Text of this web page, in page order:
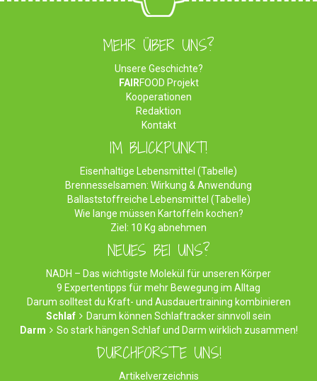
MEHR ÜBER UNS?
Unsere Geschichte?
FAIRFOOD Projekt
Kooperationen
Redaktion
Kontakt
IM BLICKPUNKT!
Eisenhaltige Lebensmittel (Tabelle)
Brennesselsamen: Wirkung & Anwendung
Ballaststoffreiche Lebensmittel (Tabelle)
Wie lange müssen Kartoffeln kochen?
Ziel: 10 Kg abnehmen
NEUES BEI UNS?
NADH – Das wichtigste Molekül für unseren Körper
9 Expertentipps für mehr Bewegung im Alltag
Darum solltest du Kraft- und Ausdauertraining kombinieren
Schlaf
Darum können Schlaftracker sinnvoll sein
Darm
So stark hängen Schlaf und Darm wirklich zusammen!
DURCHFORSTE UNS!
Artikelverzeichnis